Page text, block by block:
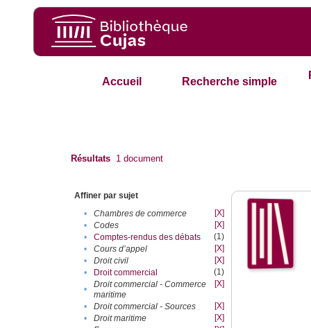
Accueil Recherche simple
Résultats 1 document
Affiner par sujet
•
Chambres de commerce
[X]
•
Codes
[X]
•
Comptes-rendus des débats
(1)
•
Cours d’appel
[X]
•
Droit civil
[X]
•
Droit commercial
(1)
•
Droit commercial - Commerce
maritime
[X]
• Droit commercial - Sources
[X]
•
Droit maritime
[X]